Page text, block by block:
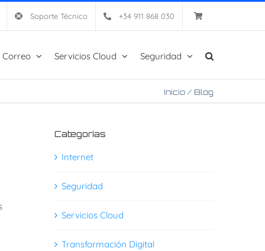
Soporte Técnico +34 911 868 030
Correo Servicios Cloud Seguridad
Inicio / Blog
Categorías
Internet
Seguridad
Servicios Cloud
Transformación Digital